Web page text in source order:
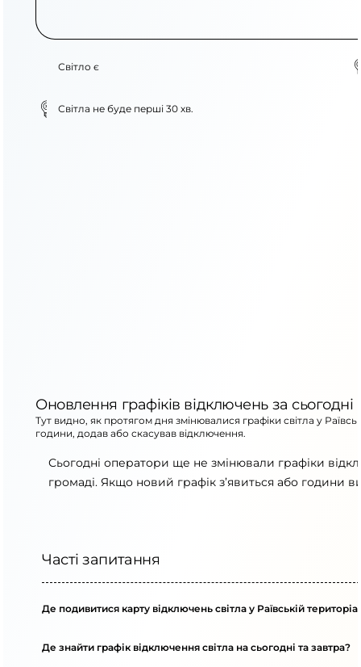
Світло є
Світла не буде перші 30 хв.
Оновлення графіків відключень за сьогодні
Тут видно, як протягом дня змінювалися графіки світла у
години, додав або скасував відключення.
Сьогодні оператори ще не змінювали графіки
громаді. Якщо новий графік з’явиться або години
Часті запитання
Де подивитися карту відключень світла у Раївській
Де знайти графік відключення світла на сьогодні та завтра?